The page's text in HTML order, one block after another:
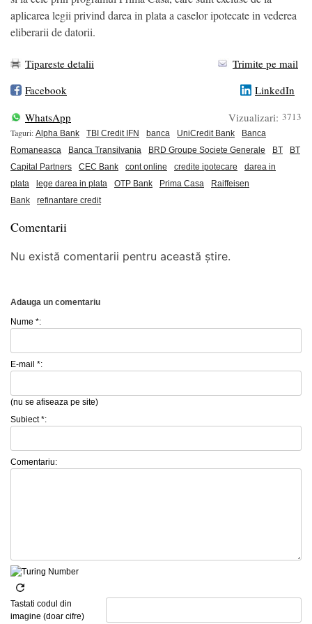
aplicarea legii privind darea in plata a caselor ipotecate in vederea
eliberarii de datorii.
Tipareste detalii
Trimite pe mail
Facebook
LinkedIn
WhatsApp
Vizualizari: 3713
Taguri: Alpha Bank TBI Credit IFN banca UniCredit Bank
Banca
Romaneasca
Banca Transilvania BRD Groupe Societe Generale BT
BT
Capital Partners
CEC Bank cont online credite ipotecare
darea in
plata
lege darea in plata OTP Bank Prima Casa
Raiffeisen
Bank
refinantare credit
Comentarii
Nu există comentarii pentru această știre.
Adauga un comentariu
Nume *:
E-mail *:
(nu se afiseaza pe site)
Subiect *:
Comentariu:
Tastati codul din
imagine (doar cifre)